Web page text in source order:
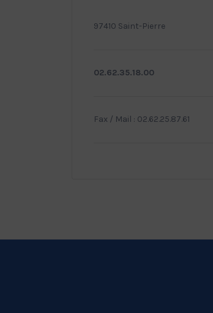
97410 Saint-Pierre
02.62.35.18.00
Fax / Mail : 02.62.25.87.61